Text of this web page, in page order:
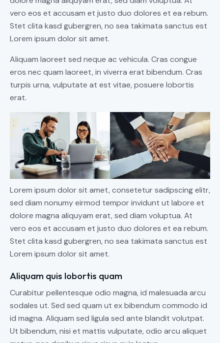
vero eos et accusam et justo duo dolores et ea rebum.
Stet clita kasd gubergren, no sea takimata sanctus est
Lorem ipsum dolor sit amet.
Aliquam laoreet sed neque ac vehicula. Cras congue
eros nec quam laoreet, in viverra erat bibendum. Cras
turpis urna, vulputate at est vitae, posuere lobortis
erat.
Lorem ipsum dolor sit amet, consetetur sadipscing elitr,
sed diam nonumy eirmod tempor invidunt ut labore et
dolore magna aliquyam erat, sed diam voluptua. At
vero eos et accusam et justo duo dolores et ea rebum.
Stet clita kasd gubergren, no sea takimata sanctus est
Lorem ipsum dolor sit amet.
Aliquam quis lobortis quam
Curabitur pellentesque odio magna, id malesuada arcu
sodales ut. Sed sed quam ut ex bibendum commodo id
id magna. Aliquam sed ligula sed ante blandit volutpat.
Ut bibendum, nisi et mattis vulputate, odio arcu aliquet